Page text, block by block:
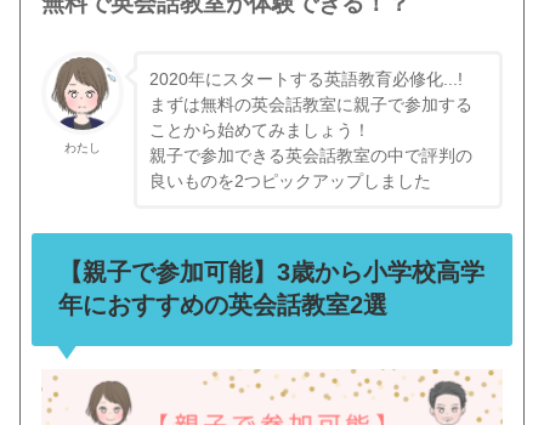
わたし
2020年にスタートする英語教育必修化...!
まずは無料の英会話教室に親子で参加する
ことから始めてみましょう！
親子で参加できる英会話教室の中で評判の
良いものを2つピックアップしました
【親子で参加可能】3歳から小学校高学
年におすすめの英会話教室2選